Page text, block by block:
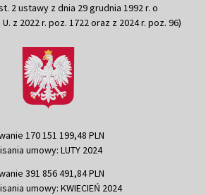
2 ustawy z dnia 29 grudnia 1992 r. o
z 2022 r. poz. 1722 oraz z 2024 r. poz. 96)
170 151 199,48 PLN
umowy: LUTY 2024
391 856 491,84 PLN
umowy: KWIECIEŃ 2024